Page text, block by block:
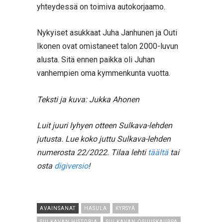
yhteydessä on toimiva autokorjaamo.
Nykyiset asukkaat Juha Janhunen ja Outi
Ikonen ovat omistaneet talon 2000-luvun
alusta. Sitä ennen paikka oli Juhan
vanhempien oma kymmenkunta vuotta.
Teksti ja kuva: Jukka Ahonen
Luit juuri lyhyen otteen Sulkava-lehden
jutusta. Lue koko juttu Sulkava-lehden
numerosta 22/2022. Tilaa lehti täältätai
osta digiversio!
AVAINSANAT HASULA KYRSYÄ